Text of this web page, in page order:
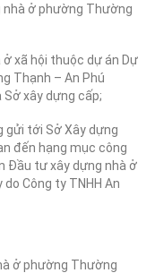
ở phường Thường
xã hội thuộc dự án Dự
Thạnh – An Phú
xây dựng cấp;
gửi tới Sở Xây dựng
đến hạng mục công
Đầu tư xây dựng nhà ở
Công ty TNHH An
ở phường Thường